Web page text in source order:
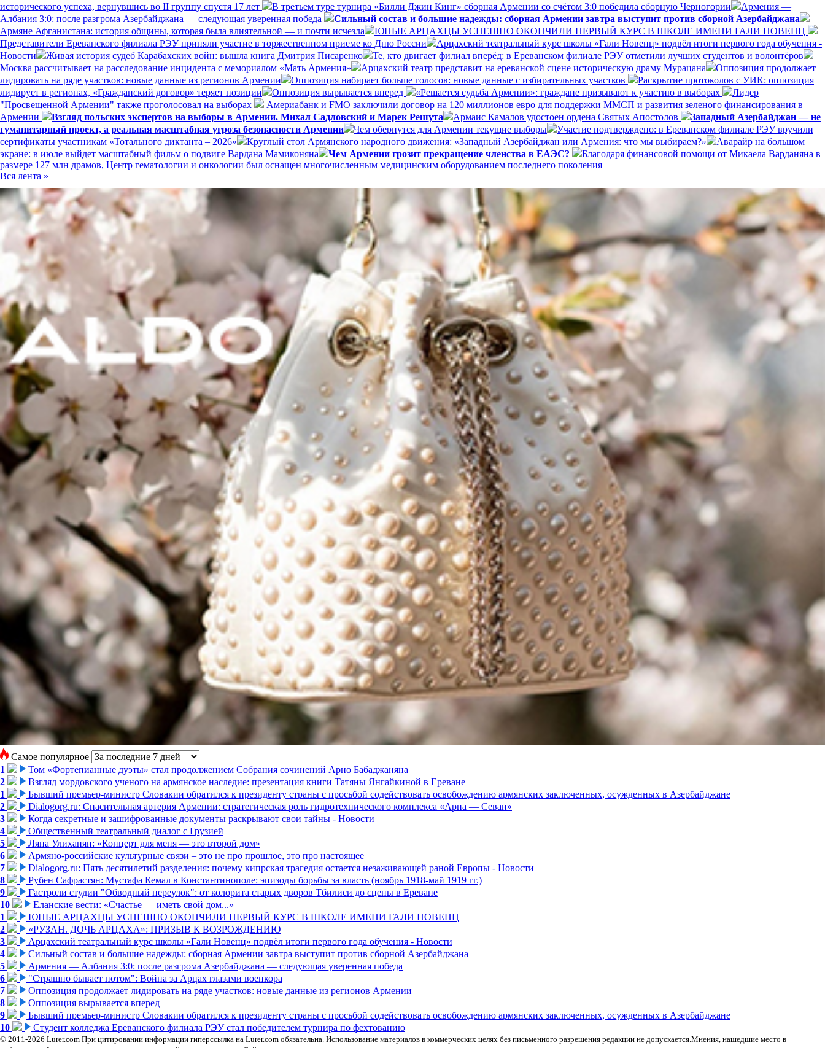
исторического успеха, вернувшись во II группу спустя 17 лет
В третьем туре турнира «Билли Джин Кинг» сборная Армении со счётом 3:0 победила сборную Черногории
Армения —
Албания 3:0: после разгрома Азербайджана — следующая уверенная победа
Сильный состав и большие надежды: сборная Армении завтра выступит против сборной Азербайджана
Армяне Афганистана: история общины, которая была влиятельной — и почти исчезла
ЮНЫЕ АРЦАХЦЫ УСПЕШНО ОКОНЧИЛИ ПЕРВЫЙ КУРС В ШКОЛЕ ИМЕНИ ГАЛИ НОВЕНЦ
Представители Ереванского филиала РЭУ приняли участие в торжественном приеме ко Дню России
Арцахский театральный курс школы «Гали Новенц» подвёл итоги первого года обучения -
Новости
Живая история судеб Карабахских войн: вышла книга Дмитрия Писаренко
Те, кто двигает филиал вперёд: в Ереванском филиале РЭУ отметили лучших студентов и волонтёров
Москва рассчитывает на расследование инцидента с мемориалом «Мать Армения»
Арцахский театр представит на ереванской сцене историческую драму Мурацана
Оппозиция продолжает
лидировать на ряде участков: новые данные из регионов Армении
Оппозиция набирает больше голосов: новые данные с избирательных участков
Раскрытие протоколов с УИК: оппозиция
лидирует в регионах, «Гражданский договор» теряет позиции
Оппозиция вырывается вперед «Решается судьба Армении»: граждане призывают к участию в выборах
Лидер
"Просвещенной Армении" также проголосовал на выборах
Америабанк и FMO заключили договор на 120 миллионов евро для поддержки ММСП и развития зеленого финансирования в
Армении
Взгляд польских экспертов на выборы в Армении. Михал Садловский и Марек Решута Армаис Камалов удостоен ордена Святых Апостолов
Западный Азербайджан — не
гуманитарный проект, а реальная масштабная угроза безопасности Армении
Чем обернутся для Армении текущие выборы
Участие подтверждено: в Ереванском филиале РЭУ вручили
сертификаты участникам «Тотального диктанта – 2026»
Круглый стол Армянского народного движения: «Западный Азербайджан или Армения: что мы выбираем?»
Аварайр на большом
экране: в июле выйдет масштабный фильм о подвиге Вардана Мамиконяна
Чем Армении грозит прекращение членства в ЕАЭС?
Благодаря финансовой помощи от Микаела Варданяна в
размере 127 млн драмов, Центр гематологии и онкологии был оснащен многочисленным медицинским оборудованием последнего поколения
Вся лента »
Самое популярное
1
Том «Фортепианные дуэты» стал продолжением Собрания сочинений Арно Бабаджаняна
2
Взгляд мордовского ученого на армянское наследие: презентация книги Татяны Янгайкиной в Ереване
1
Бывший премьер-министр Словакии обратился к президенту страны с просьбой содействовать освобождению армянских заключенных, осужденных в Азербайджане
2
Dialogorg.ru: Спасительная артерия Армении: стратегическая роль гидротехнического комплекса «Арпа — Севан»
3
Когда секретные и зашифрованные документы раскрывают свои тайны - Новости
4
Общественный театральный диалог с Грузией
5
Ляна Улиханян: «Концерт для меня — это второй дом»
6
Армяно-российские культурные связи – это не про прошлое, это про настоящее
7
Dialogorg.ru: Пять десятилетий разделения: почему кипрская трагедия остается незаживающей раной Европы - Новости
8
Рубен Сафрастян: Мустафа Кемал в Константинополе: эпизоды борьбы за власть (ноябрь 1918-май 1919 гг.)
9
Гастроли студии "Обводный переулок": от колорита старых дворов Тбилиси до сцены в Ереване
10
Еланские вести: «Счастье — иметь свой дом...»
1
ЮНЫЕ АРЦАХЦЫ УСПЕШНО ОКОНЧИЛИ ПЕРВЫЙ КУРС В ШКОЛЕ ИМЕНИ ГАЛИ НОВЕНЦ
2
«РУЗАН. ДОЧЬ АРЦАХА»: ПРИЗЫВ К ВОЗРОЖДЕНИЮ
3
Арцахский театральный курс школы «Гали Новенц» подвёл итоги первого года обучения - Новости
4
Сильный состав и большие надежды: сборная Армении завтра выступит против сборной Азербайджана
5
Армения — Албания 3:0: после разгрома Азербайджана — следующая уверенная победа
6
"Страшно бывает потом": Война за Арцах глазами военкора
7
Оппозиция продолжает лидировать на ряде участков: новые данные из регионов Армении
8
Оппозиция вырывается вперед
9
Бывший премьер-министр Словакии обратился к президенту страны с просьбой содействовать освобождению армянских заключенных, осужденных в Азербайджане
10
Студент колледжа Ереванского филиала РЭУ стал победителем турнира по фехтованию
© 2011-2026 Lurer.com При цитировании информации гиперссылка на Lurer.com обязательна. Использование материалов в коммерческих целях без письменного разрешения редакции не допускается.Мнения, нашедшие место в